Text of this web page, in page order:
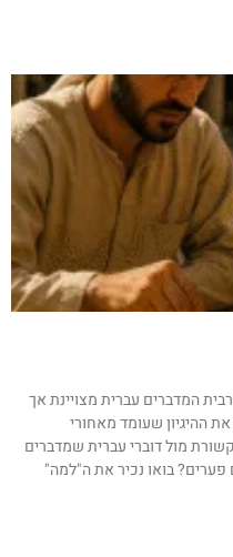
המדברים עברית מצויינת אך
ההיגיון שעומד מאחורי
מול דוברי עברית שמדברים
בואו נכיר את ה"למה"